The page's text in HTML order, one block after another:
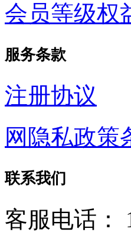
会员等级权
服务条款
注册协议
网隐私政策
联系我们
客服电话：